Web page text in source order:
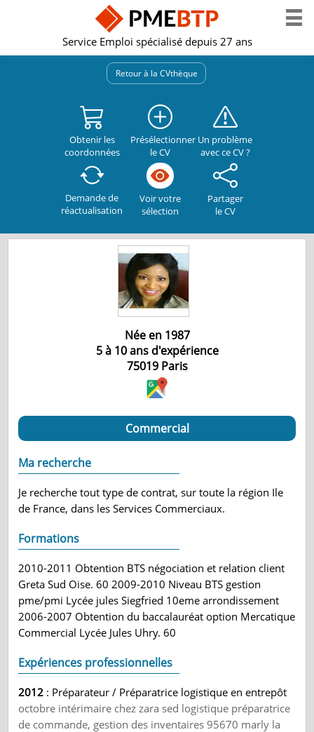
Service Emploi spécialisé depuis 27 ans
Retour à la CVthèque
Obtenir les
coordonnées
Présélectionner
le CV
Un problème
avec ce CV ?
Demande de
réactualisation
Voir votre
sélection
Partager
le CV
Née en 1987
5 à 10 ans d'expérience
75019 Paris
Commercial
Ma recherche
Je recherche tout type de contrat, sur toute la région Ile
de France, dans les Services Commerciaux.
Formations
2010-2011 Obtention BTS négociation et relation client
Greta Sud Oise. 60 2009-2010 Niveau BTS gestion
pme/pmi Lycée jules Siegfried 10eme arrondissement
2006-2007 Obtention du baccalauréat option Mercatique
Commercial Lycée Jules Uhry. 60
Expériences professionnelles
2012 : Préparateur / Préparatrice logistique en entrepôt
octobre intérimaire chez zara sed logistique préparatrice
de commande, gestion des inventaires 95670 marly la